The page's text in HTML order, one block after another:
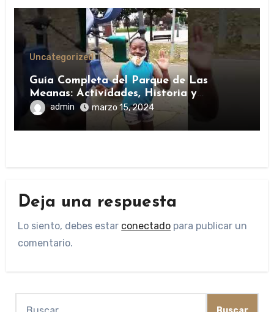
Uncategorized
Guía Completa del Parque de Las
Meanas: Actividades, Historia y
Consejos de Visita
admin marzo 15, 2024
Deja una respuesta
Lo siento, debes estar conectado para publicar un
comentario.